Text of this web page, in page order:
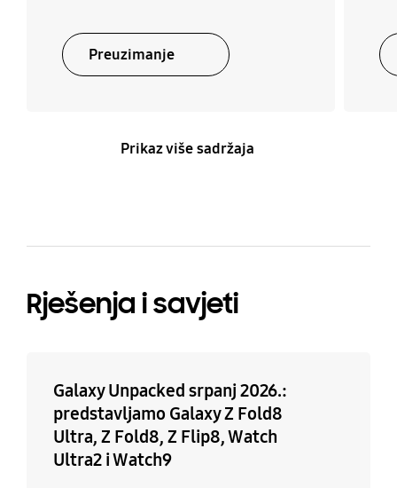
Preuzimanje
Prikaz više sadržaja
Rješenja i savjeti
Galaxy Unpacked srpanj 2026.:
predstavljamo Galaxy Z Fold8
Ultra, Z Fold8, Z Flip8, Watch
Ultra2 i Watch9